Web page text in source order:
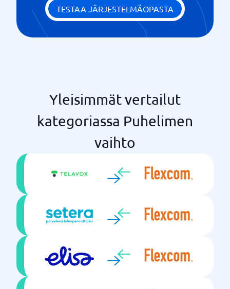
VastausryhmätTESTAA JÄRJESTELMÄOPASTA
Yleisimmät vertailut
kategoriassa Puhelimen
vaihto